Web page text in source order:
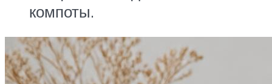
компоты.